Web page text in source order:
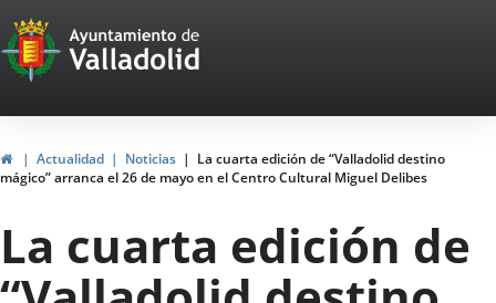
Portal
Web
del
Ayuntamiento
de
Valladolid
HomeActualidad Noticias
La cuarta edición de “Valladolid destino
mágico” arranca el 26 de mayo en el Centro Cultural Miguel Delibes
La cuarta edición de